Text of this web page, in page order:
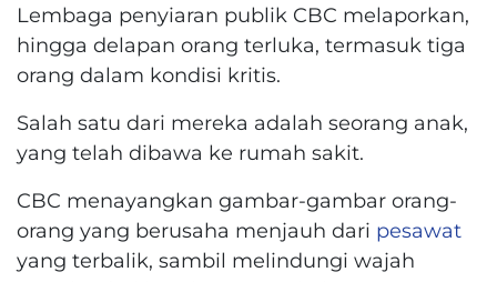
Lembaga penyiaran publik CBC melaporkan,
hingga delapan orang terluka, termasuk tiga
orang dalam kondisi kritis.
Salah satu dari mereka adalah seorang anak,
yang telah dibawa ke rumah sakit.
CBC menayangkan gambar-gambar orang-
orang yang berusaha menjauh dari pesawat
yang terbalik, sambil melindungi wajah